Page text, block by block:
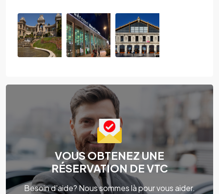
VOUS OBTENEZ UNE
RÉSERVATION DE VTC
Besoin d'aide? Nous sommes là pour vous aider.